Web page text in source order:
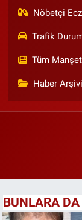
Nöbetçi
Trafik
Tüm
Haber Arşivi